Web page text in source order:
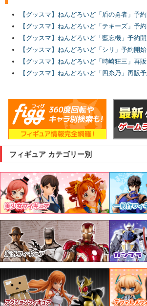
【グッスマ】ねんどろいど「盾の勇者」予
【グッスマ】ねんどろいど「テキーズ」予
【グッスマ】ねんどろいど「藍忘機」予約
【グッスマ】ねんどろいど「シリ」予約開始
【グッスマ】ねんどろいど「時崎狂三」再
【グッスマ】ねんどろいど「四糸乃」再販
フィギュア カテゴリー別